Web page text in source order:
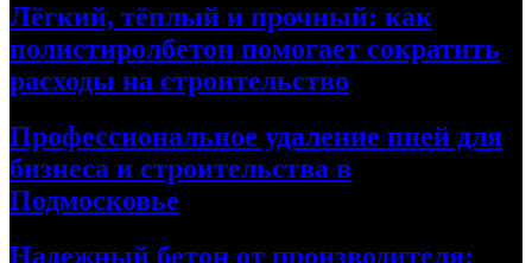
Лёгкий, тёплый и прочный: как
полистиролбетон помогает сократить
расходы на строительство
Профессиональное удаление пней для
бизнеса и строительства в
Подмосковье
Надежный бетон от производителя: